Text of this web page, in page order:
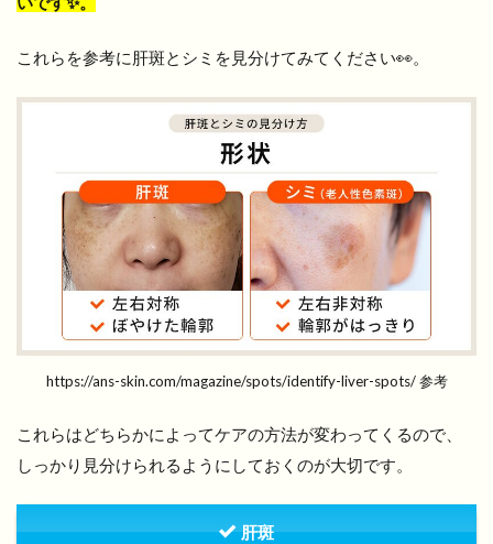
これらを参考に肝斑とシミを見分けてみてください👀。
https://ans-skin.com/magazine/spots/identify-liver-spots/ 参考
これらはどちらかによってケアの方法が変わってくるので、
しっかり見分けられるようにしておくのが大切です。
肝斑